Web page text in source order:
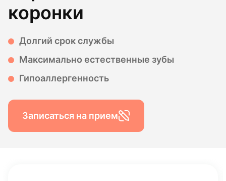
коронки
Долгий срок службы
Максимально естественные зубы
Гипоаллергенность
Записаться на прием